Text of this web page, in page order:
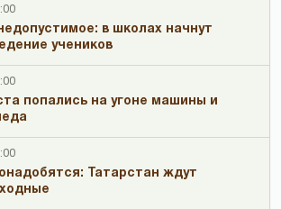
в школах начнут
учеников
попались на угоне машины и
Татарстан ждут